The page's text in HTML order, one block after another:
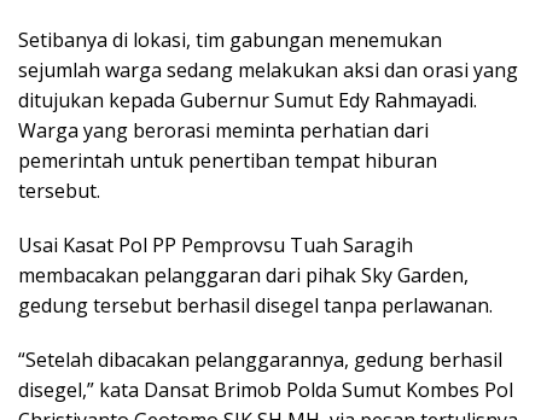
Setibanya di lokasi, tim gabungan menemukan
sejumlah warga sedang melakukan aksi dan orasi yang
ditujukan kepada Gubernur Sumut Edy Rahmayadi.
Warga yang berorasi meminta perhatian dari
pemerintah untuk penertiban tempat hiburan
tersebut.
Usai Kasat Pol PP Pemprovsu Tuah Saragih
membacakan pelanggaran dari pihak Sky Garden,
gedung tersebut berhasil disegel tanpa perlawanan.
“Setelah dibacakan pelanggarannya, gedung berhasil
disegel,” kata Dansat Brimob Polda Sumut Kombes Pol